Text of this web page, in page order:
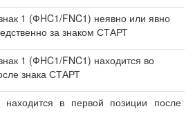
1 (ФHC1/FNC1) неявно или явно
за знаком СТАРТ
1 (ФHC1/FNC1) находится во
знака СТАРТ
находится в первой позиции после